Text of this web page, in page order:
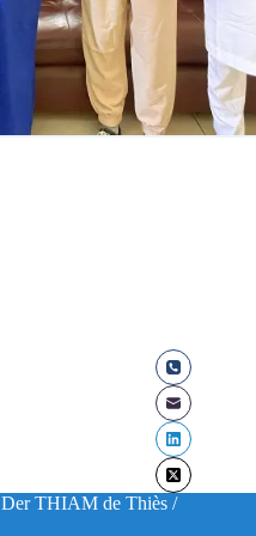
THIAM de Thiès /